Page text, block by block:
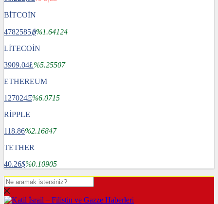
BİTCOİN
4782585฿%1.64124
LİTECOİN
3909.04Ł%5.25507
ETHEREUM
127024Ξ%6.0715
RİPPLE
118.86%2.16847
TETHER
40.26$%0.10905